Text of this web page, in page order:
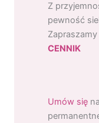
Z
pewność
CENNIK
Umów się